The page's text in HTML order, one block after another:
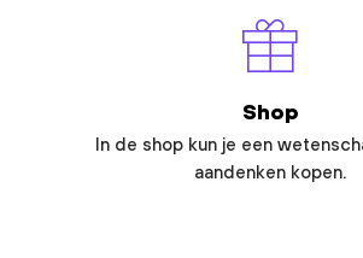
Shop
In de shop kun je een
aandenken kopen.